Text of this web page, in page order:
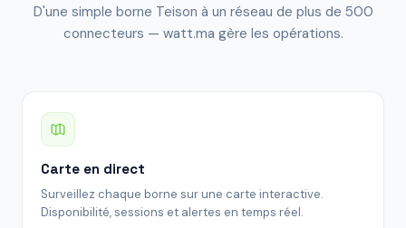
D'une simple borne Teison à un réseau de plus de 500
connecteurs — watt.ma gère les opérations.
Carte en direct
Surveillez chaque borne sur une carte interactive.
Disponibilité, sessions et alertes en temps réel.